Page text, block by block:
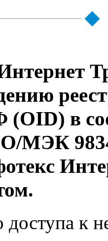
(OID) в
доступа к